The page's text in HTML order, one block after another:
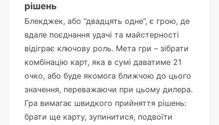
рішень
Блекджек, або “двадцять одне”, є грою, де
вдале поєднання удачі та майстерності
відіграє ключову роль. Мета гри – зібрати
комбінацію карт, яка в сумі даватиме 21
очко, або буде якомога ближчою до цього
значення, переважаючи при цьому дилера.
Гра вимагає швидкого прийняття рішень:
брати ще карту, зупинитися, подвоїти